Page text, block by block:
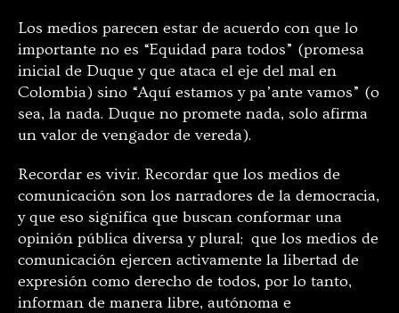
Los medios parecen estar de acuerdo con que lo
importante no es “Equidad para todos” (promesa
inicial de Duque y que ataca el eje del mal en
Colombia) sino “Aquí estamos y pa’ante vamos” (o
sea, la nada. Duque no promete nada, solo afirma
un valor de vengador de vereda).
Recordar es vivir. Recordar que los medios de
comunicación son los narradores de la democracia,
y que eso significa que buscan conformar una
opinión pública diversa y plural; que los medios de
comunicación ejercen activamente la libertad de
expresión como derecho de todos, por lo tanto,
informan de manera libre, autónoma e